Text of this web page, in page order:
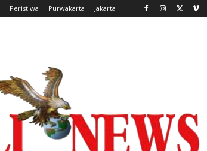
Peristiwa Purwakarta Jakarta